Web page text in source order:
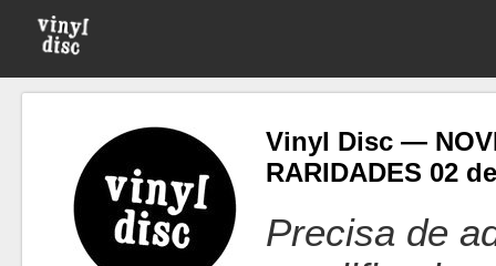
Vinyl Disc —
RARIDADES 02
Precisa de